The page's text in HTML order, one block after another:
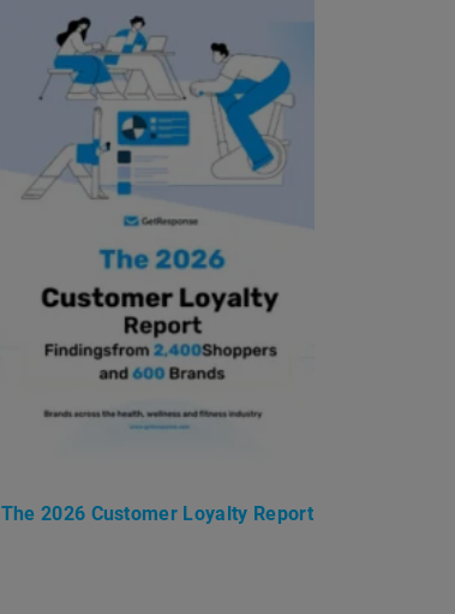
The 2026 Customer Loyalty Report